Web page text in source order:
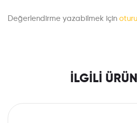
Değerlendirme yazabilmek için
İLGILI